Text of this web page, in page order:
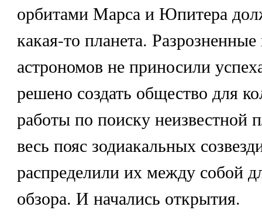
орбитами Марса и Юпитера
какая-то планета.
астрономов не приносили
решено создать общество для
работы по поиску неизвестной
весь пояс зодиакальных
распределили их между собой
обзора. И начались открытия.